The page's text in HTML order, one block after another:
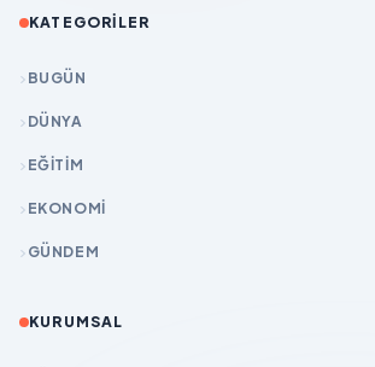
KATEGORILER
BUGÜN
DÜNYA
EĞİTİM
EKONOMİ
GÜNDEM
KURUMSAL